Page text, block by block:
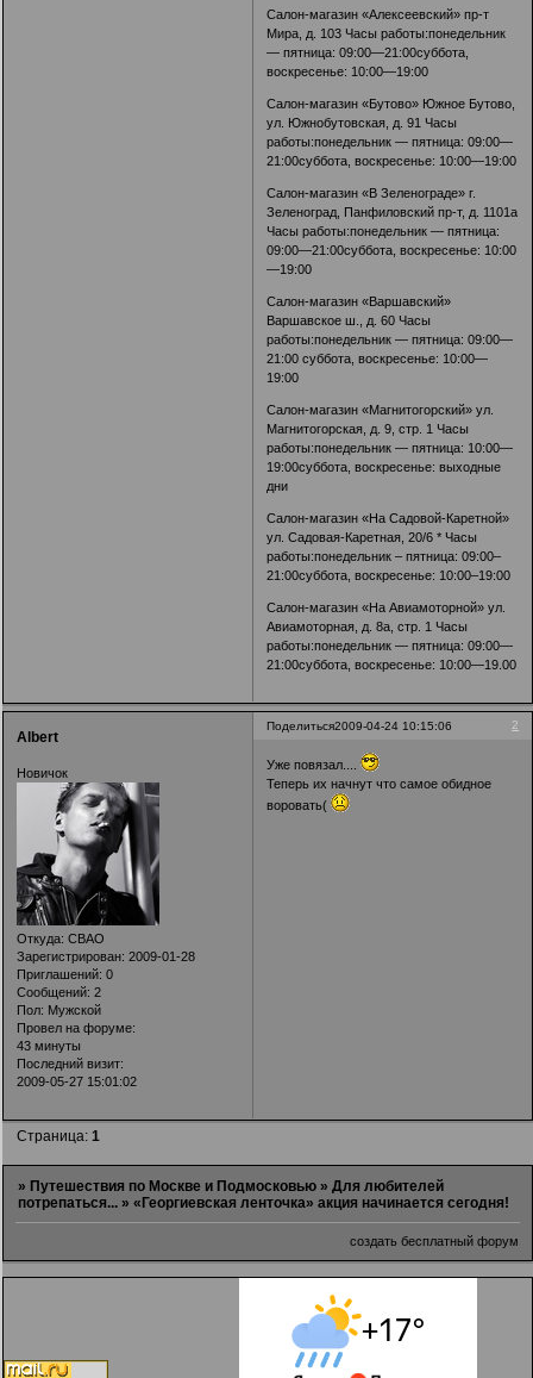
Салон-магазин «Алексеевский» пр-т
Мира, д. 103 Часы работы:понедельник
— пятница: 09:00—21:00суббота,
воскресенье: 10:00—19:00
Салон-магазин «Бутово» Южное Бутово,
ул. Южнобутовская, д. 91 Часы
работы:понедельник — пятница: 09:00—
21:00суббота, воскресенье: 10:00—19:00
Салон-магазин «В Зеленограде» г.
Зеленоград, Панфиловский пр-т, д. 1101а
Часы работы:понедельник — пятница:
09:00—21:00суббота, воскресенье: 10:00
—19:00
Салон-магазин «Варшавский»
Варшавское ш., д. 60 Часы
работы:понедельник — пятница: 09:00—
21:00 суббота, воскресенье: 10:00—
19:00
Салон-магазин «Магнитогорский» ул.
Магнитогорская, д. 9, стр. 1 Часы
работы:понедельник — пятница: 10:00—
19:00суббота, воскресенье: выходные
дни
Салон-магазин «На Садовой-Каретной»
ул. Садовая-Каретная, 20/6 * Часы
работы:понедельник – пятница: 09:00–
21:00суббота, воскресенье: 10:00–19:00
Салон-магазин «На Авиамоторной» ул.
Авиамоторная, д. 8а, стр. 1 Часы
работы:понедельник — пятница: 09:00—
21:00суббота, воскресенье: 10:00—19.00
Поделиться 2
2009-04-24 10:15:06
Albert
Новичок
Откуда: СВАО
Зарегистрирован: 2009-01-28
Приглашений: 0
Сообщений: 2
Пол: Мужской
Провел на форуме:
43 минуты
Последний визит:
2009-05-27 15:01:02
Уже повязал....
Теперь их начнут что самое обидное
воровать(
Страница:1
» Путешествия по Москве и Подмосковью »Для любителей
потрепаться... »«Георгиевская ленточка» акция начинается сегодня!
создать бесплатный форум